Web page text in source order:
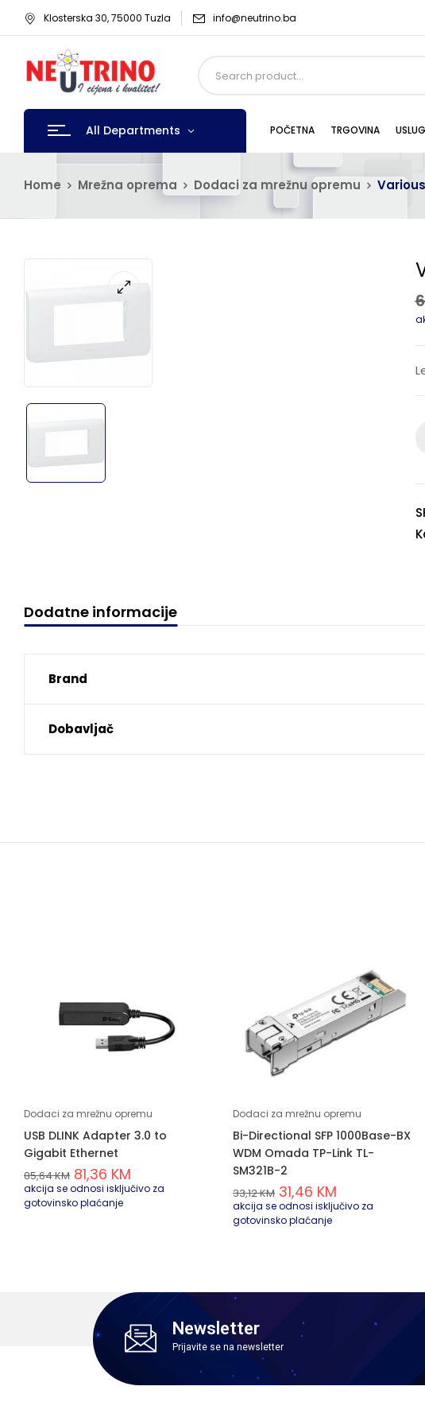
Klosterska 30, 75000 Tuzla info@neutrino.ba
All Departments POČETNA TRGOVINA
Home Mrežna oprema Dodaci za mrežnu opremu
Dodatne informacije
Brand
Dobavljač
Dodaci za mrežnu opremu
USB DLINK Adapter 3.0 to
Gigabit Ethernet
85,64KM 81,36 KM
akcija se odnosi isključivo za
gotovinsko plaćanje
Dodaci za mrežnu opremu
Bi-Directional SFP 1000Base-BX
WDM Omada TP-Link TL-
SM321B-2
33,12KM 31,46 KM
akcija se odnosi isključivo za
gotovinsko plaćanje
Newsletter
Prijavite se na newsletter